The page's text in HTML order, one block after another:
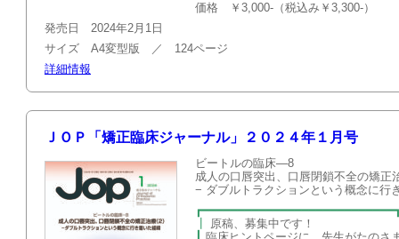
価格 ￥3,000-（税込み￥3,300-）
発売日 2024年2月1日
サイズ A4変型版 ／ 124ページ
詳細情報
ＪＯＰ「矯正臨床ジャーナル」２０２４年１月号
ビートルの臨床—8
成人の口唇突出、口唇閉鎖不全の矯正
− ダブルトラクションという概念に行
原稿、募集